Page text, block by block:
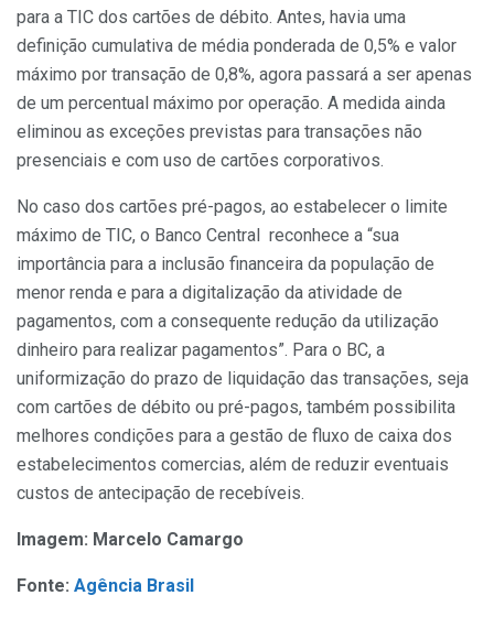
para a TIC dos cartões de débito. Antes, havia uma
definição cumulativa de média ponderada de 0,5% e valor
máximo por transação de 0,8%, agora passará a ser apenas
de um percentual máximo por operação. A medida ainda
eliminou as exceções previstas para transações não
presenciais e com uso de cartões corporativos.
No caso dos cartões pré-pagos, ao estabelecer o limite
máximo de TIC, o Banco Central reconhece a “sua
importância para a inclusão financeira da população de
menor renda e para a digitalização da atividade de
pagamentos, com a consequente redução da utilização
dinheiro para realizar pagamentos”. Para o BC, a
uniformização do prazo de liquidação das transações, seja
com cartões de débito ou pré-pagos, também possibilita
melhores condições para a gestão de fluxo de caixa dos
estabelecimentos comercias, além de reduzir eventuais
custos de antecipação de recebíveis.
Imagem: Marcelo Camargo
Fonte: Agência Brasil